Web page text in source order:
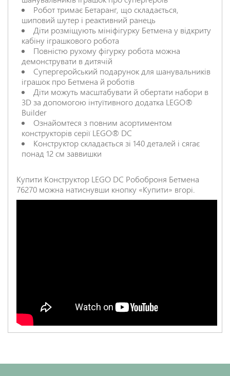
Робот тримає Бетаранг, що складається,
шиповий шутер і реактивний ранець
Діти розміщують мініфігурку Бетмена у відкриту
кабіну іграшкового робота
Повністю рухому фігурку робота можна
демонструвати в дитячій
Супергеройський подарунок для шанувальників
іграшок про Бетмена й роботів
Діти можуть масштабувати й обертати набори в
3D за допомогою інтуїтивного додатка LEGO®
Builder
Ознайомтеся з повним асортиментом
конструкторів серії LEGO® DC
Конструктор складається зі 140 деталей і сягає
понад 12 см заввишки
Купити Конструктор LEGO DC Робоброня Бетмена
76270 можна натиснувши кнопку «Купити» вгорі.